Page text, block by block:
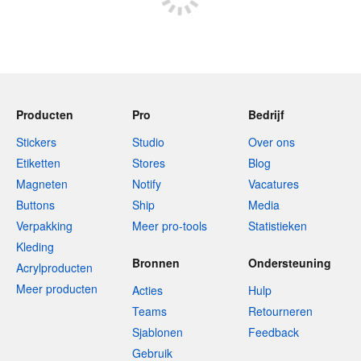
Producten
Stickers
Etiketten
Magneten
Buttons
Verpakking
Kleding
Acrylproducten
Meer producten
Pro
Studio
Stores
Notify
Ship
Meer pro-tools
Bedrijf
Over ons
Blog
Vacatures
Media
Statistieken
Bronnen
Acties
Teams
Sjablonen
Gebruik
Ondersteuning
Hulp
Retourneren
Feedback